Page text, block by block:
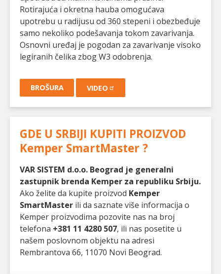
Rotirajuća i okretna hauba omogućava
upotrebu u radijusu od 360 stepeni i obezbeđuje
samo nekoliko podešavanja tokom zavarivanja.
Osnovni uređaj je pogodan za zavarivanje visoko
legiranih čelika zbog W3 odobrenja.
BROŠURA VIDEO
GDE U SRBIJI KUPITI PROIZVOD
Kemper SmartMaster ?
VAR SISTEM d.o.o. Beograd je generalni
zastupnik brenda Kemper za republiku Srbiju.
Ako želite da kupite proizvod Kemper
SmartMaster ili da saznate više informacija o
Kemper proizvodima pozovite nas na broj
telefona +381 11 4280 507, ili nas posetite u
našem poslovnom objektu na adresi
Rembrantova 66, 11070 Novi Beograd.